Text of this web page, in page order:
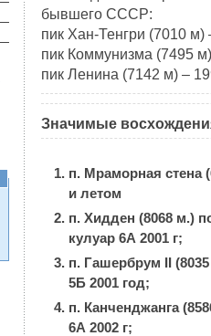
бывшего СССР:
пик Хан-Тенгри (7010 м)
пик Коммунизма (7495
пик Ленина (7142 м) –
Значимые
п. Мраморная стена
и летом
п. Хидден (8068 м.)
кулуар 6А 2001 г;
п. Гашербрум II
5Б 2001 год;
п. Канченджанга
6А 2002 г;